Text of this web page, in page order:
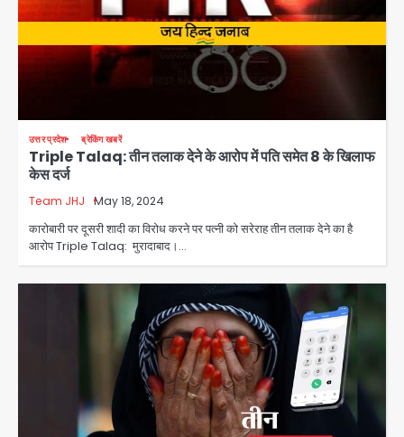
उत्तर प्रदेश ब्रेकिंग खबरें
Triple Talaq: तीन तलाक देने के आरोप में पति समेत 8 के खिलाफ
केस दर्ज
Team JHJ May 18, 2024
कारोबारी पर दूसरी शादी का विरोध करने पर पत्नी को सरेराह तीन तलाक देने का है
आरोप Triple Talaq: मुरादाबाद।…अब पहला स्थान हासिल करना लक्ष्य: डीएम
28 साल बाद कानून के शिकंजे में आया हत्या का
फरार आरोपी
Team JHJ